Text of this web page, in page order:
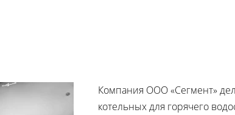
Компания ООО «Сегмент»
котельных для горячего